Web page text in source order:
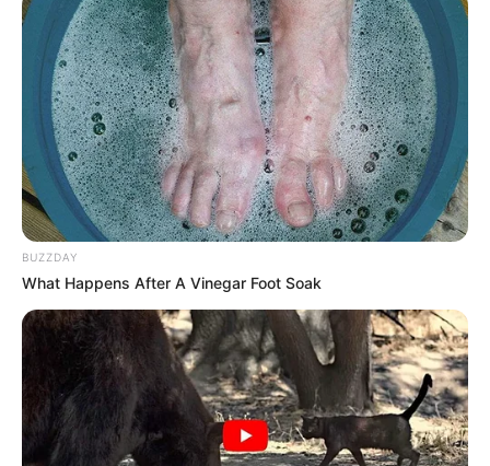
BUZZDAY
What Happens After A Vinegar Foot Soak